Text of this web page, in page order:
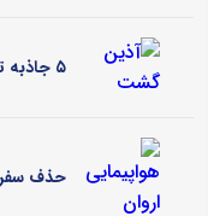
۵ جاذبه تفریحی تور مالزی برای یک سفر خانوادگی
حذف